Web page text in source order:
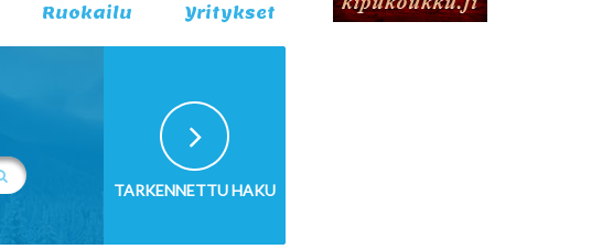
Ruokailu Yritykset
TARKENNETTU HAKU